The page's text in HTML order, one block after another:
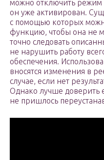
можно отключить режим
он уже активирован.
с помощью которых
функцию, чтобы она не
точно следовать
не нарушить работу
обеспечения.
вносятся изменения в
случае, если нет
Однако лучше доверить
не пришлось